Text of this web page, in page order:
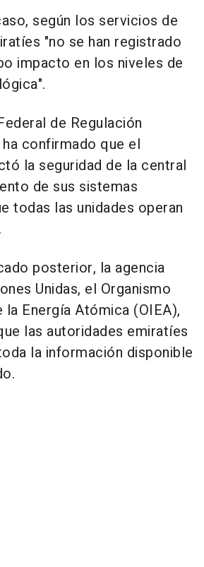
según los servicios de
"no se han registrado
impacto en los niveles de
de Regulación
confirmado que el
la seguridad de la central
de sus sistemas
todas las unidades operan
posterior, la agencia
Unidas, el Organismo
la Energía Atómica (OIEA),
las autoridades emiratíes
la información disponible